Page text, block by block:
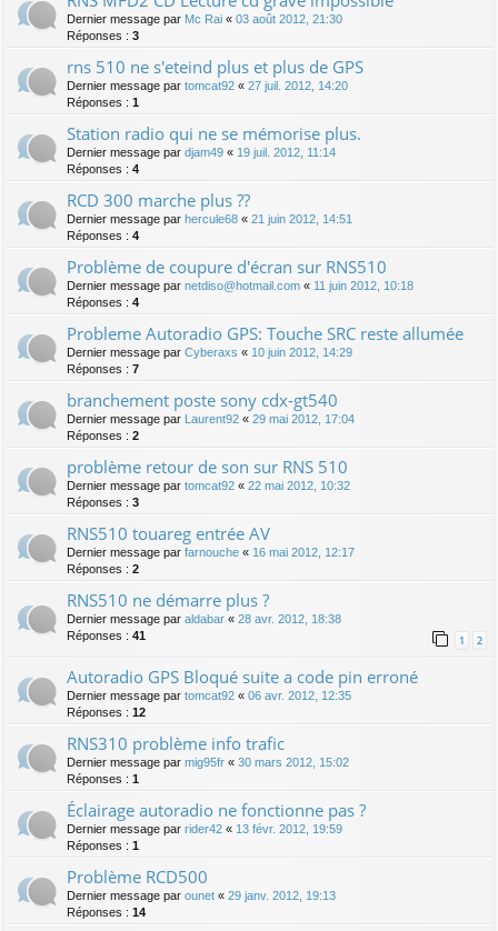
Dernier message par Mc Rai « 03 août 2012, 21:30
Réponses : 3
rns 510 ne s'eteind plus et plus de GPS
Dernier message par tomcat92 « 27 juil. 2012, 14:20
Réponses : 1
Station radio qui ne se mémorise plus.
Dernier message par djam49 « 19 juil. 2012, 11:14
Réponses : 4
RCD 300 marche plus ??
Dernier message par hercule68 « 21 juin 2012, 14:51
Réponses : 4
Problème de coupure d'écran sur RNS510
Dernier message par netdiso@hotmail.com « 11 juin 2012, 10:18
Réponses : 4
Probleme Autoradio GPS: Touche SRC reste allumée
Dernier message par Cyberaxs « 10 juin 2012, 14:29
Réponses : 7
branchement poste sony cdx-gt540
Dernier message par Laurent92 « 29 mai 2012, 17:04
Réponses : 2
problème retour de son sur RNS 510
Dernier message par tomcat92 « 22 mai 2012, 10:32
Réponses : 3
RNS510 touareg entrée AV
Dernier message par farnouche « 16 mai 2012, 12:17
Réponses : 2
RNS510 ne démarre plus ?
Dernier message par aldabar « 28 avr. 2012, 18:38
Réponses : 41 1 2
Autoradio GPS Bloqué suite a code pin erroné
Dernier message par tomcat92 « 06 avr. 2012, 12:35
Réponses : 12
RNS310 problème info trafic
Dernier message par mig95fr « 30 mars 2012, 15:02
Réponses : 1
Éclairage autoradio ne fonctionne pas ?
Dernier message par rider42 « 13 févr. 2012, 19:59
Réponses : 1
Problème RCD500
Dernier message par ounet « 29 janv. 2012, 19:13
Réponses : 14